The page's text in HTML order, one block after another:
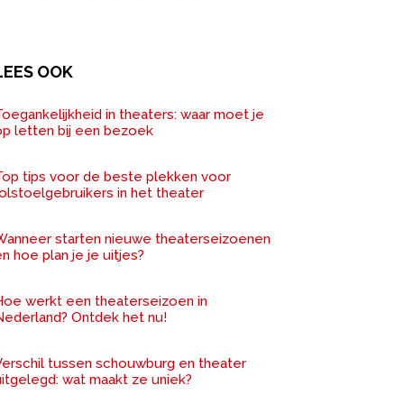
OOK
in theaters: waar moet je
letten bij een bezoek
tips voor de beste plekken voor
in het theater
starten nieuwe theaterseizoenen
hoe plan je je uitjes?
werkt een theaterseizoen in
Ontdek het nu!
tussen schouwburg en theater
wat maakt ze uniek?